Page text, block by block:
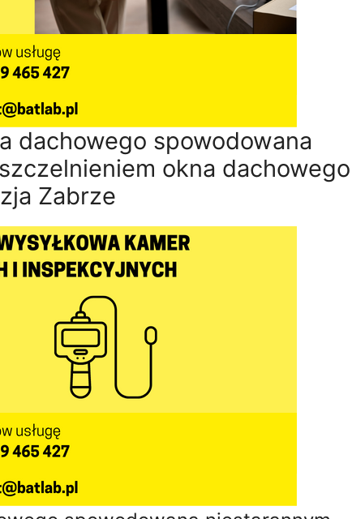
dachowego spowodowana
okna dachowego
Zabrze